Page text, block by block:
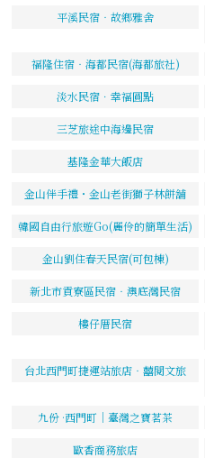
平溪民宿‧故鄉雅舍
福隆住宿‧海都民宿(海都旅社)
淡水民宿．幸福圓點
三芝旅途中海邊民宿
基隆金華大飯店
金山伴手禮・金山老街獅子林餅舖
韓國自由行旅遊Go(麗伶的簡單生活)
金山劉住春天民宿(可包棟)
新北市貢寮區民宿‧澳底灣民宿
樓仔厝民宿
台北西門町捷運站旅店‧囍閱文旅
九份 ·西門町｜臺灣之寶茗茶
歐香商務旅店